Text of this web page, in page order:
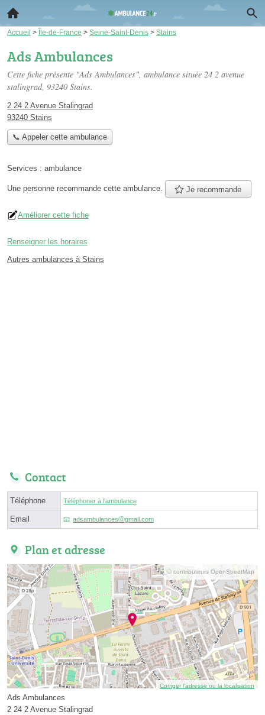
Accueil > Île-de-France > Seine-Saint-Denis > Stains
Ads Ambulances
Cette fiche présente "Ads Ambulances", ambulance située 24 2 avenue
stalingrad, 93240 Stains.
2 24 2 Avenue Stalingrad
93240 Stains
📞 Appeler cette ambulance
Services : ambulance
Une personne recommande cette ambulance. Je recommande
Améliorer cette fiche
Renseigner les horaires
Autres ambulances à Stains
Contact
Téléphone Téléphoner à l'ambulance
Email adsambulancesⓐgmail.com
Plan et adresse
© contributeurs OpenStreetMap
Corriger l’adresse ou la localisation
Ads Ambulances
2 24 2 Avenue Stalingrad